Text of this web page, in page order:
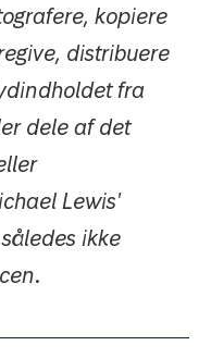
kopiere
distribuere
fra
dele af det
Lewis'
ikke